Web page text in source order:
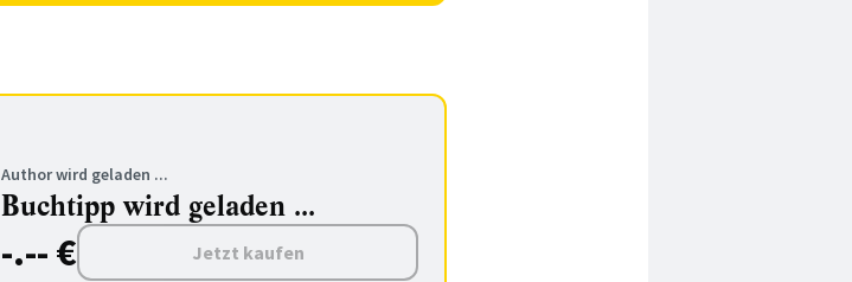
Author wird geladen ...
Buchtipp wird geladen ...
-.-- € Jetzt kaufen